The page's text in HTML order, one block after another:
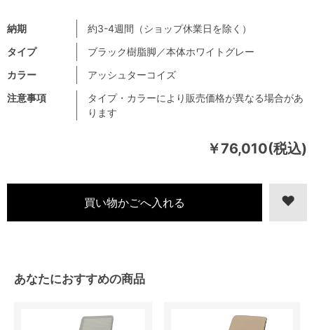
￥76,010(税込)
注意事項
タイプ・カラーにより販売価格が異なる場合があ
ります
納期
約3-4週間（ショップ休業日を除く）
タイプ
ブラック樹脂脚／本体ホワイトグレー
カラー
アッシュターコイズ
あなたにおすすめの商品